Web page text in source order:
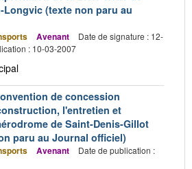
(texte non paru au
Avenant
Date de signature : 12-
: 10-03-2007
de concession
l'entretien et
de Saint-Denis-Gillot
paru au Journal officiel)
Avenant
Date de publication :